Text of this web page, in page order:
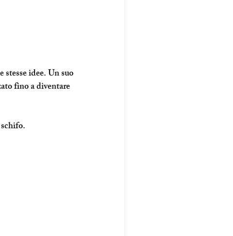
idee. Un suo
fino a diventare